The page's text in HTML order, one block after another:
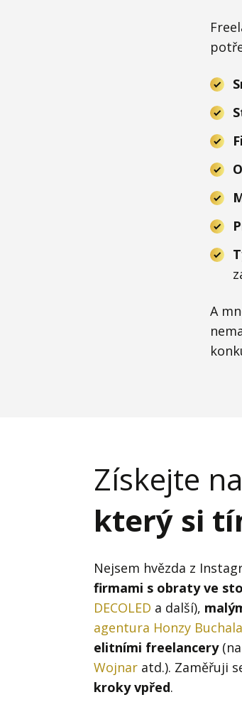
A
Získejte
který si
Nejsem hvězda z
firmami s obraty ve
DECOLED a další),
agentura Honzy Buchala
elitními freelancery
Wojnar atd.). Zaměřuji
kroky vpřed.